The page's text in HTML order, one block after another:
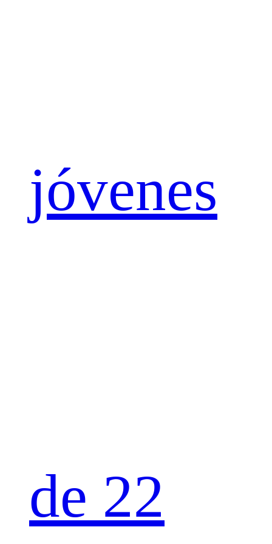
jóvenes
de 22